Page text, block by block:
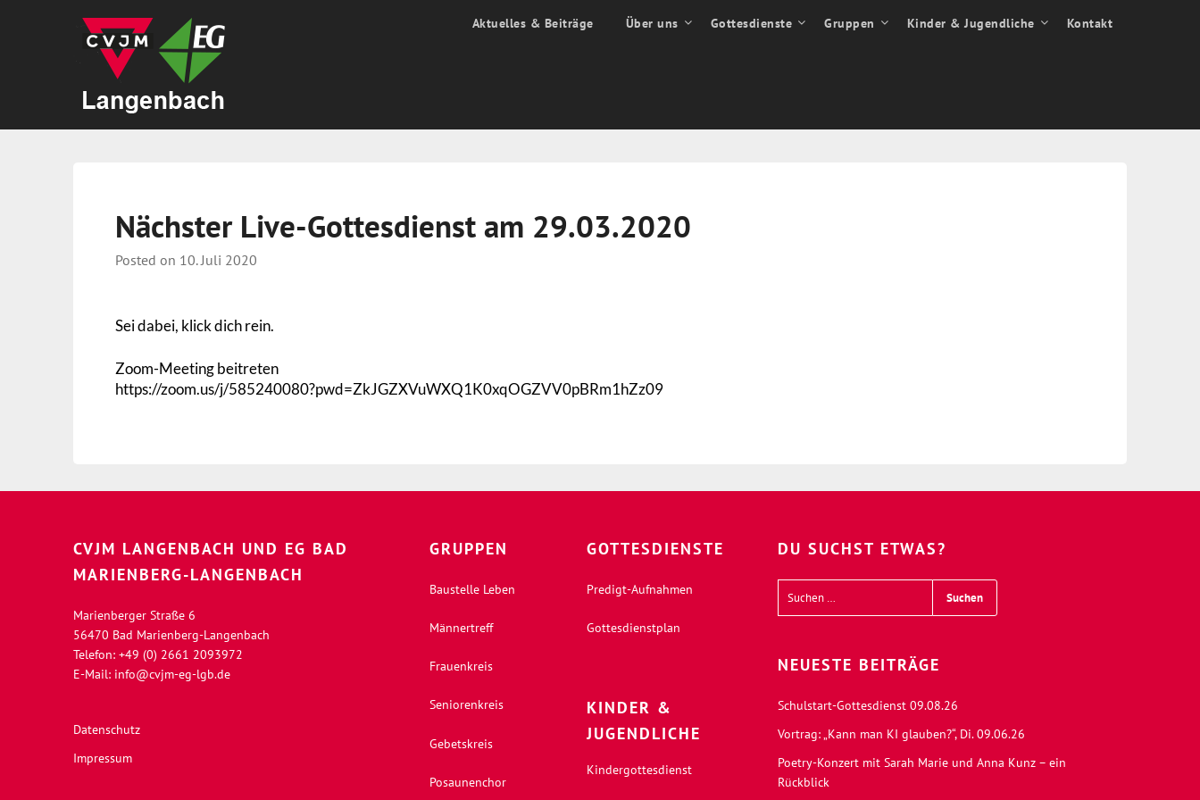
Aktuelles & Beiträge Über uns Gottesdienste Gruppen Kinder & Jugendliche Kontakt
Nächster Live-Gottesdienst am 29.03.2020
Posted on 10. Juli 2020
Sei dabei, klick dich rein.
Zoom-Meeting beitreten
https://zoom.us/j/585240080?pwd=ZkJGZXVuWXQ1K0xqOGZVV0pBRm1hZz09
CVJM LANGENBACH UND EG BAD
MARIENBERG-LANGENBACH
Marienberger Straße 6
56470 Bad Marienberg-Langenbach
Telefon: +49 (0) 2661 2093972
E-Mail: info@cvjm-eg-lgb.de
Datenschutz
Impressum
GRUPPEN
Baustelle Leben
Männertreff
Frauenkreis
Seniorenkreis
Gebetskreis
Posaunenchor
GOTTESDIENSTE
Predigt-Aufnahmen
Gottesdienstplan
KINDER &
JUGENDLICHE
Kindergottesdienst
DU SUCHST ETWAS?
NEUESTE BEITRÄGE
Schulstart-Gottesdienst 09.08.26
Vortrag: „Kann man KI glauben?“, Di. 09.06.26
Poetry-Konzert mit Sarah Marie und Anna Kunz – ein
Rückblick